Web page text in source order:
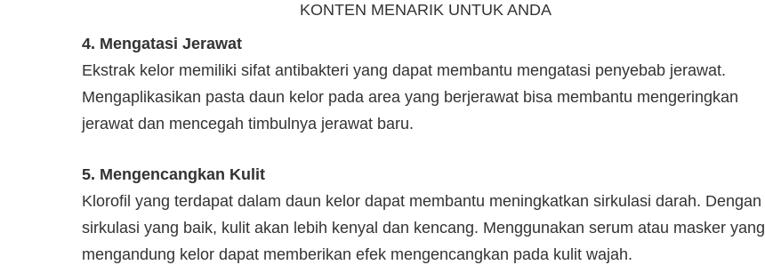
KONTEN MENARIK UNTUK ANDA
4. Mengatasi Jerawat
Ekstrak kelor memiliki sifat antibakteri yang dapat membantu mengatasi penyebab jerawat.
Mengaplikasikan pasta daun kelor pada area yang berjerawat bisa membantu mengeringkan
jerawat dan mencegah timbulnya jerawat baru.
5. Mengencangkan Kulit
Klorofil yang terdapat dalam daun kelor dapat membantu meningkatkan sirkulasi darah. Dengan
sirkulasi yang baik, kulit akan lebih kenyal dan kencang. Menggunakan serum atau masker yang
mengandung kelor dapat memberikan efek mengencangkan pada kulit wajah.